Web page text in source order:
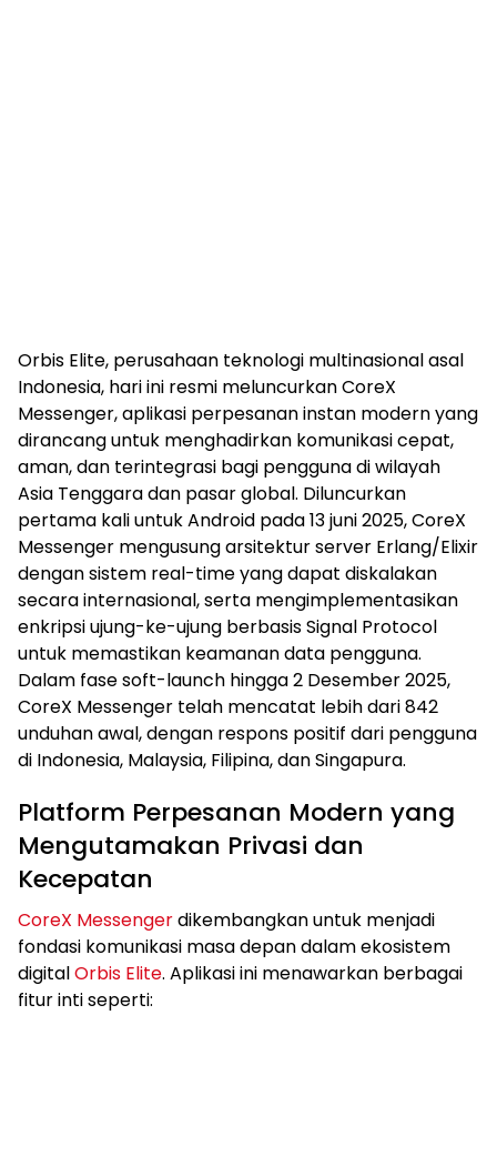
Orbis Elite, perusahaan teknologi multinasional asal
Indonesia, hari ini resmi meluncurkan CoreX
Messenger, aplikasi perpesanan instan modern yang
dirancang untuk menghadirkan komunikasi cepat,
aman, dan terintegrasi bagi pengguna di wilayah
Asia Tenggara dan pasar global. Diluncurkan
pertama kali untuk Android pada 13 juni 2025, CoreX
Messenger mengusung arsitektur server Erlang/Elixir
dengan sistem real-time yang dapat diskalakan
secara internasional, serta mengimplementasikan
enkripsi ujung-ke-ujung berbasis Signal Protocol
untuk memastikan keamanan data pengguna.
Dalam fase soft-launch hingga 2 Desember 2025,
CoreX Messenger telah mencatat lebih dari 842
unduhan awal, dengan respons positif dari pengguna
di Indonesia, Malaysia, Filipina, dan Singapura.
Platform Perpesanan Modern yang
Mengutamakan Privasi dan
Kecepatan
CoreX Messengerdikembangkan untuk menjadi
fondasi komunikasi masa depan dalam ekosistem
digitalOrbis Elite. Aplikasi ini menawarkan berbagai
fitur inti seperti: